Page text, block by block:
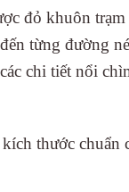
đỏ khuôn
từng đường
chi tiết nổi
thước chuẩn